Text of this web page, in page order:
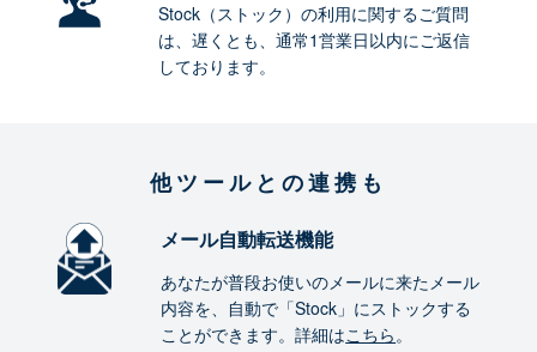
Stock（ストック）の利用に関するご質問
は、遅くとも、通常1営業日以内にご返信
しております。
他ツールとの連携も
メール自動転送機能
あなたが普段お使いのメールに来たメール
内容を、自動で「Stock」にストックする
ことができます。詳細はこちら。